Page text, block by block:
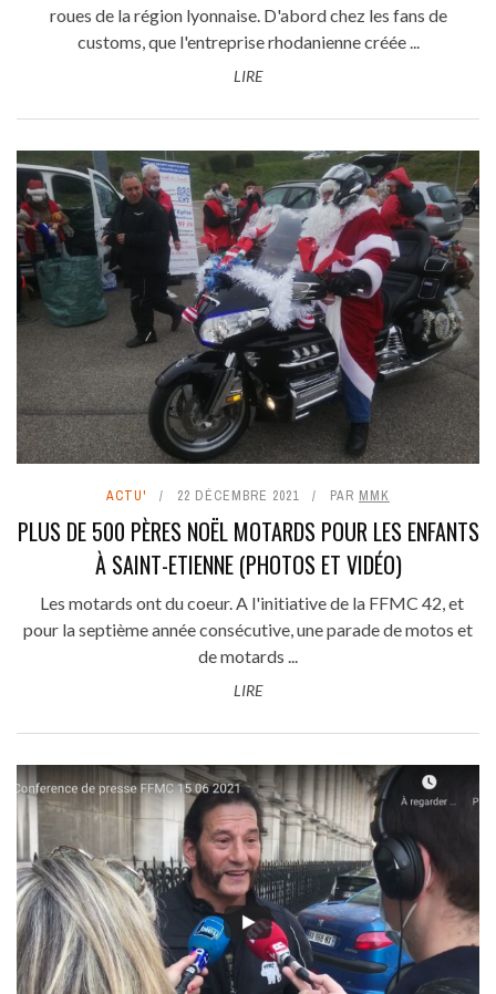
roues de la région lyonnaise. D'abord chez les fans de
customs, que l'entreprise rhodanienne créée ...
LIRE
ACTU' 22 DÉCEMBRE 2021 PAR MMK
PLUS DE 500 PÈRES NOËL MOTARDS POUR LES ENFANTS
À SAINT-ETIENNE (PHOTOS ET VIDÉO)
Les motards ont du coeur. A l'initiative de la FFMC 42, et
pour la septième année consécutive, une parade de motos et
de motards ...
LIRE